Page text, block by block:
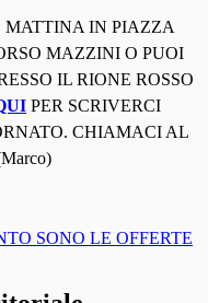
MATTINA IN PIAZZA
MAZZINI O PUOI
IL RIONE ROSSO
PER SCRIVERCI
CHIAMACI AL
SONO LE OFFERTE